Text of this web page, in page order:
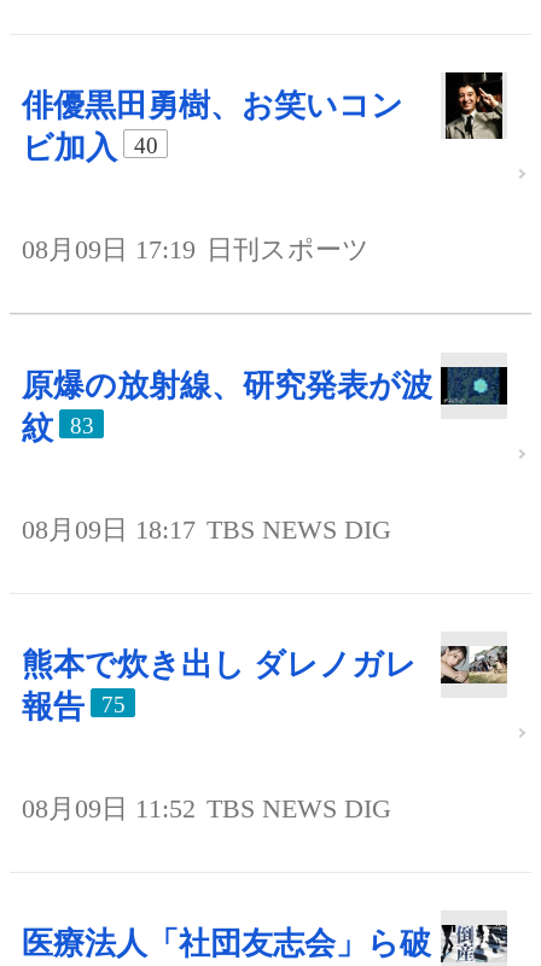
俳優黒田勇樹、お笑いコン
ビ加入
40
08月09日 17:19 日刊スポーツ
原爆の放射線、研究発表が波
紋
83
08月09日 18:17 TBS NEWS DIG
熊本で炊き出し ダレノガレ
報告
75
08月09日 11:52 TBS NEWS DIG
医療法人「社団友志会」ら破